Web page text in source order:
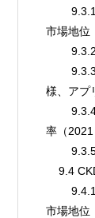
        9.3.1 Manz 企業情報、本社、サービスエリア、
市場地位
        9.3.3 Manz リチウム電池組立装置モデル、仕
様、アプ
        9.3.4 Manz リチウム電池組立装置売上と粗利益
率（2021
9.4
        9.4.1 CKD 企業情報、本社、サービスエリア、
市場地位